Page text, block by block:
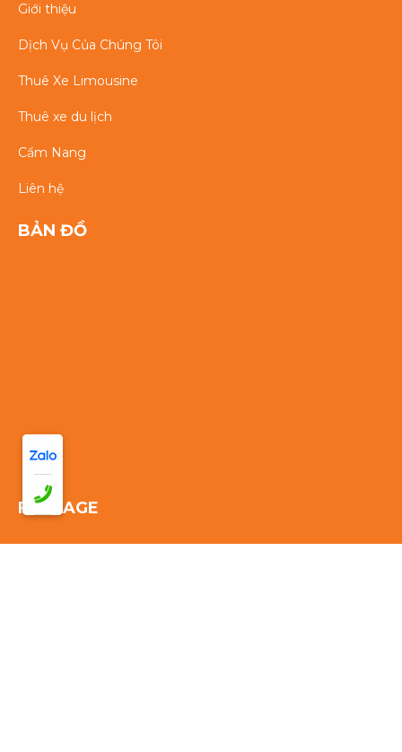
Giới thiệu
Dịch Vụ Của Chúng Tôi
Thuê Xe Limousine
Thuê xe du lịch
Cẩm Nang
Liên hệ
BẢN ĐỒ
FANPAGE